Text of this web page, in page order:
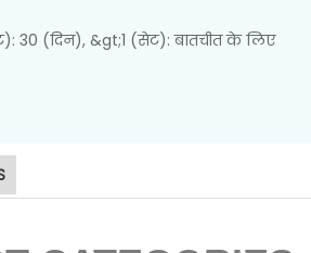
30 (दिन), &gt;1 (सेट): बातचीत के लिए
मशीन